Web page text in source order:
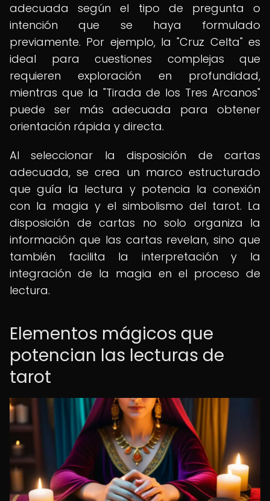
adecuada según el tipo de pregunta o
intención que se haya formulado
previamente. Por ejemplo, la "Cruz Celta" es
ideal para cuestiones complejas que
requieren exploración en profundidad,
mientras que la "Tirada de los Tres Arcanos"
puede ser más adecuada para obtener
orientación rápida y directa.
Al seleccionar la disposición de cartas
adecuada, se crea un marco estructurado
que guía la lectura y potencia la conexión
con la magia y el simbolismo del tarot. La
disposición de cartas no solo organiza la
información que las cartas revelan, sino que
también facilita la interpretación y la
integración de la magia en el proceso de
lectura.
Elementos mágicos que
potencian las lecturas de
tarot